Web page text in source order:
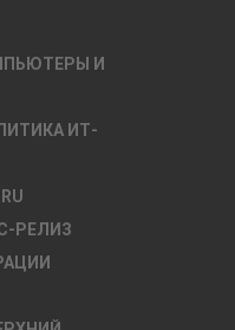
И
ИТ-
РЕЛИЗ